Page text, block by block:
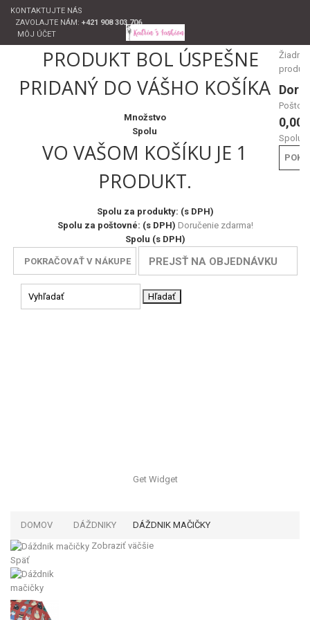
KONTAKTUJTE NÁS
ZAVOLAJTE NÁM: +421 908 303 706
MÔJ ÚČET
Žiadne
0,00
Spolu
PRODUKT BOL ÚSPEŠNE
PRIDANÝ DO VÁŠHO KOŠÍKA
Množstvo
Spolu
VO VAŠOM KOŠÍKU JE 1
PRODUKT.
Spolu za produkty: (s DPH)
Spolu za poštovné: (s DPH) Doručenie zdarma!
Spolu (s DPH)
POKRAČOVAŤ V NÁKUPE PREJSŤ NA OBJEDNÁVKU
Hľadať
Get Widget
DOMOV DÁŽDNIKY
DÁŽDNIK MAČIČKY
Zobraziť väčšie
Späť